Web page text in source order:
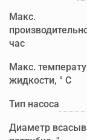
Макс.
час
Макс.
жидкости, ° С
Тип насоса
Диаметр